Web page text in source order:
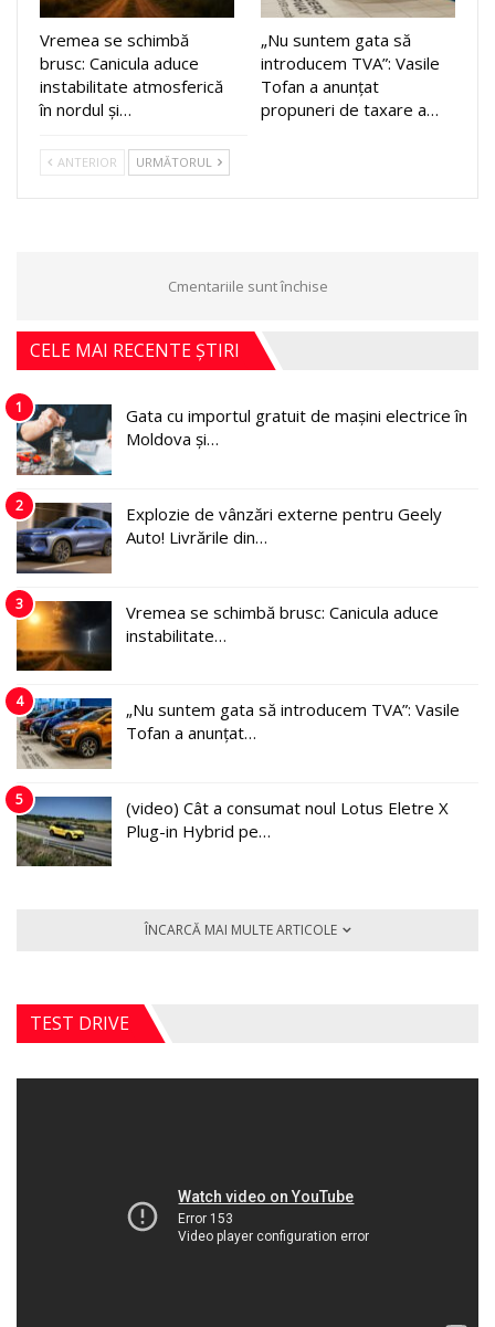
Vremea se schimbă
brusc: Canicula aduce
instabilitate atmosferică
în nordul și…
„Nu suntem gata să
introducem TVA”: Vasile
Tofan a anunțat
propuneri de taxare a…
ANTERIOR URMĂTORUL
Cmentariile sunt închise
CELE MAI RECENTE ȘTIRI
1
Gata cu importul gratuit de mașini electrice în
Moldova și…
2
Explozie de vânzări externe pentru Geely
Auto! Livrările din…
3
Vremea se schimbă brusc: Canicula aduce
instabilitate…
4
„Nu suntem gata să introducem TVA”: Vasile
Tofan a anunțat…
5
(video) Cât a consumat noul Lotus Eletre X
Plug-in Hybrid pe…
ÎNCARCĂ MAI MULTE ARTICOLE
TEST DRIVE